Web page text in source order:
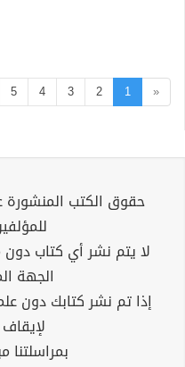
«
1
2
3
4
5
حقوق الكتب
لا يتم نشر أي كتاب
الجهة
إذا تم نشر كتابك دون
بمراسلتنا